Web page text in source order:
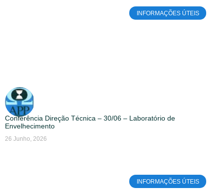
INFORMAÇÕES ÚTEIS
Conferência Direção Técnica – 30/06 – Laboratório de
Envelhecimento
26 Junho, 2026
INFORMAÇÕES ÚTEIS